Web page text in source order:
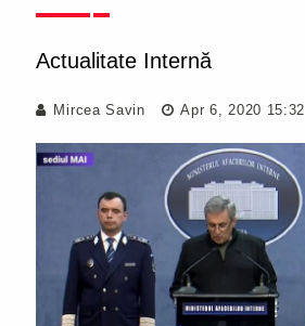
Actualitate Internă
Mircea Savin Apr 6, 2020 15:32